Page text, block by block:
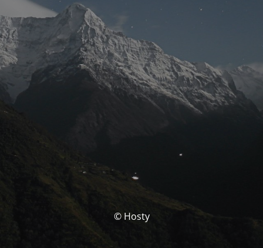
© Hosty